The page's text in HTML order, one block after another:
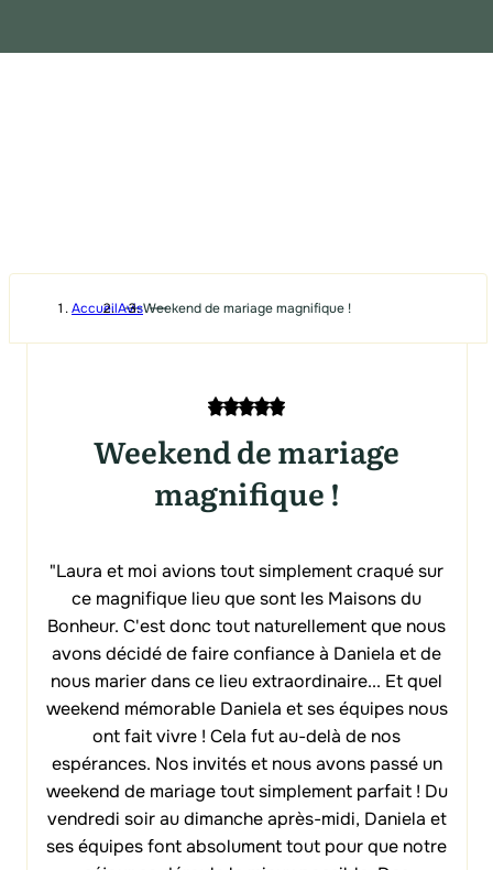
AccueilAvisWeekend de mariage magnifique !
Weekend de mariage
magnifique !
"Laura et moi avions tout simplement craqué sur
ce magnifique lieu que sont les Maisons du
Bonheur. C'est donc tout naturellement que nous
avons décidé de faire confiance à Daniela et de
nous marier dans ce lieu extraordinaire... Et quel
weekend mémorable Daniela et ses équipes nous
ont fait vivre ! Cela fut au-delà de nos
espérances. Nos invités et nous avons passé un
weekend de mariage tout simplement parfait ! Du
vendredi soir au dimanche après-midi, Daniela et
ses équipes font absolument tout pour que notre